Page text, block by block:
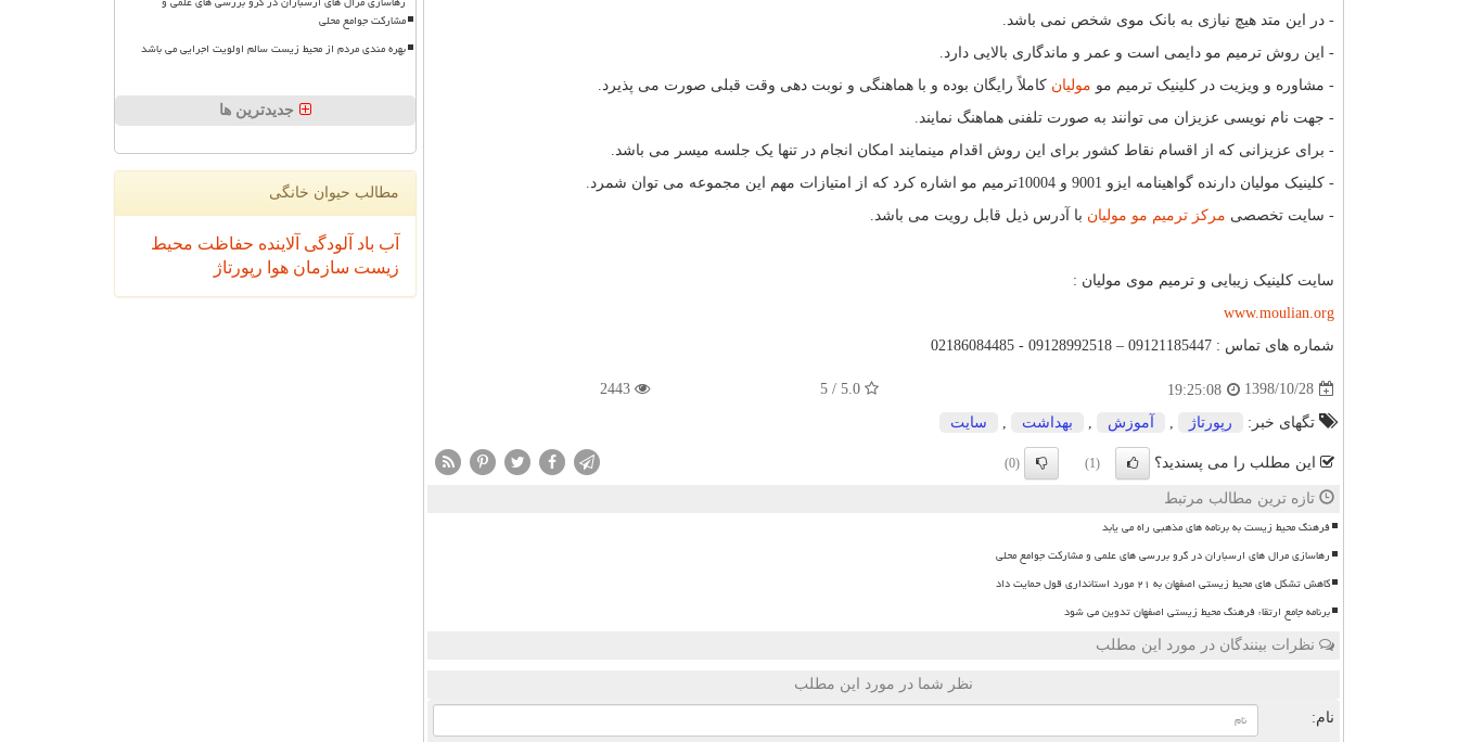
- در این متد هیچ نیازی به بانک موی شخص نمی باشد.
- این روش ترمیم مو دایمی است و عمر و ماندگاری بالایی دارد.
- مشاوره و ویزیت در کلینیک ترمیم مو مولیان کاملاً رایگان بوده و با هماهنگی و نوبت دهی وقت قبلی صورت می پذیرد.
- جهت نام نویسی عزیزان می توانند به صورت تلفنی هماهنگ نمایند.
- برای عزیزانی که از اقسام نقاط کشور برای این روش اقدام مینمایند امکان انجام در تنها یک جلسه میسر می باشد.
- کلینیک مولیان دارنده گواهینامه ایزو 9001 و 10004ترمیم مو اشاره کرد که از امتیازات مهم این مجموعه می توان شمرد.
- سایت تخصصی مرکز ترمیم مو مولیان با آدرس ذیل قابل رویت می باشد.
سایت کلینیک زیبایی و ترمیم موی مولیان :
www.moulian.org
شماره های تماس : 09121185447 – 09128992518 - 02186084485
1398/10/28
19:25:08
5.0 / 5
2443
تگهای خبر: رپورتاژ آموزش بهداشت سایت
این مطلب را می پسندید؟ (1)
(0)
تازه ترین مطالب مرتبط
فرهنگ محیط زیست به برنامه های مذهبی راه می یابد
رهاسازی مرال های ارسباران در گرو بررسی های علمی و مشارکت جوامع محلی
کاهش تشکل های محیط زیستی اصفهان به ۲۱ مورد استانداری قول حمایت داد
برنامه جامع ارتقاء فرهنگ محیط زیستی اصفهان تدوین می شود
نظرات بینندگان در مورد این مطلب
نظر شما در مورد این مطلب
نام:
مشارکت جوامع محلی
بهره مندی مردم از محیط زیست سالم اولویت اجرایی می باشد
جدیدترین ها
مطالب حیوان خانگی
آب باد آلودگی آلاینده حفاظت محیط
زیست سازمان هوا رپورتاژ